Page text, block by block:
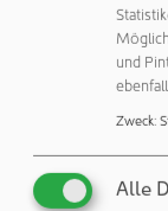
Weitere
nora systems
Höhnerweg 2-4
und
Zweck:
Alle